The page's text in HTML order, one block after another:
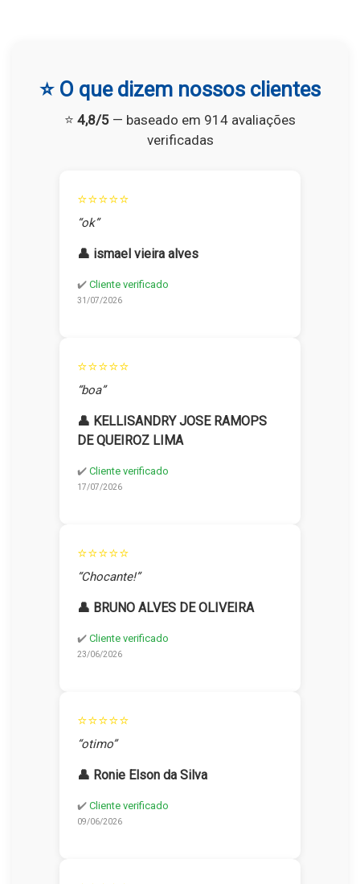
⭐ O que dizem nossos clientes
⭐ 4,8/5 — baseado em 914 avaliações
verificadas
⭐⭐⭐⭐⭐
“ok”
👤 ismael vieira alves
✔️ Cliente verificado
31/07/2026
⭐⭐⭐⭐⭐
“boa”
👤 KELLISANDRY JOSE RAMOPS
DE QUEIROZ LIMA
✔️ Cliente verificado
17/07/2026
⭐⭐⭐⭐⭐
“Chocante!”
👤 BRUNO ALVES DE OLIVEIRA
✔️ Cliente verificado
23/06/2026
⭐⭐⭐⭐⭐
“otimo”
👤 Ronie Elson da Silva
✔️ Cliente verificado
09/06/2026